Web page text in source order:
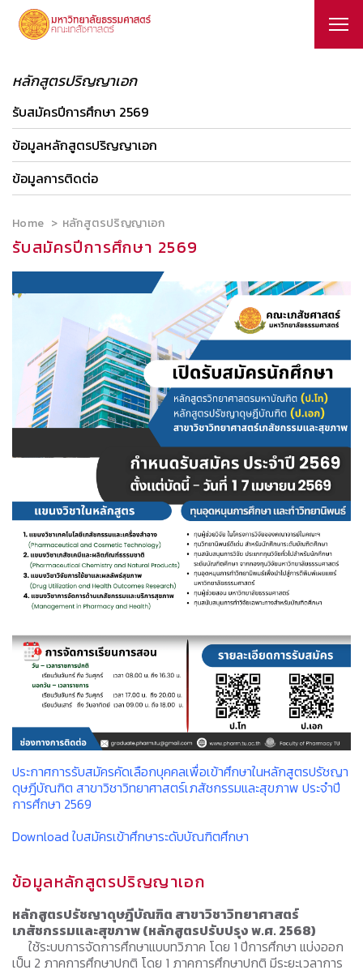
หลักสูตรปริญญาเอก
รับสมัครปีการศึกษา 2569
ข้อมูลหลักสูตรปริญญาเอก
ข้อมูลการติดต่อ
Home หลักสูตรปริญญาเอก
รับสมัครปีการศึกษา 2569
ประกาศการรับสมัครคัดเลือกบุคคลเพื่อเข้าศึกษาในหลักสูตรปรัชญา
ดุษฎีบัณฑิต สาขาวิชาวิทยาศาสตร์เภสัชกรรมและสุขภาพ ประจำปี
การศึกษา 2569
Download ใบสมัครเข้าศึกษาระดับบัณฑิตศึกษา
ข้อมูลหลักสูตรปริญญาเอก
หลักสูตรปรัชญาดุษฎีบัณฑิต สาขาวิชาวิทยาศาสตร์
เภสัชกรรมและสุขภาพ (หลักสูตรปรับปรุง พ.ศ. 2568)
ใช้ระบบการจัดการศึกษาแบบทวิภาค โดย 1 ปีการศึกษา แบ่งออก
เป็น 2 ภาคการศึกษาปกติ โดย 1 ภาคการศึกษาปกติ มีระยะเวลาการ